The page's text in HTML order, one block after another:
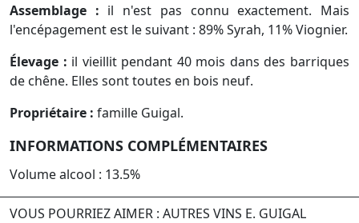
Assemblage : il n'est pas connu exactement. Mais
l'encépagement est le suivant : 89% Syrah, 11% Viognier.
Élevage : il vieillit pendant 40 mois dans des barriques
de chêne. Elles sont toutes en bois neuf.
Propriétaire : famille Guigal.
INFORMATIONS COMPLÉMENTAIRES
Volume alcool : 13.5%
VOUS POURRIEZ AIMER : AUTRES VINS E. GUIGAL